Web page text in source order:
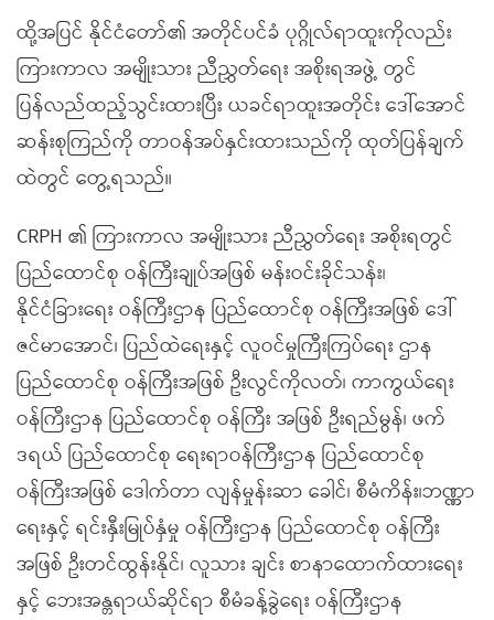
ထို့အပြင် နိုင်ငံတော်၏ အတိုင်ပင်ခံ ပုဂ္ဂိုလ်ရာထူးကိုလည်း
ကြားကာလ အမျိုးသား ညီညွှတ်ရေး အစိုးရအဖွဲ့ တွင်
ပြန်လည်ထည့်သွင်းထားပြီး ယခင်ရာထူးအတိုင်း ဒေါ်အောင်
ဆန်းစုကြည်ကို တာဝန်အပ်နှင်းထားသည်ကို ထုတ်ပြန်ချက်
ထဲတွင် တွေ့ရသည်။
CRPH ၏ ကြားကာလ အမျိုးသား ညီညွှတ်ရေး အစိုးရတွင်
ပြည်ထောင်စု ဝန်ကြီးချုပ်အဖြစ် မန်းဝင်းခိုင်သန်း၊
နိုင်ငံခြားရေး ဝန်ကြီးဌာန ပြည်ထောင်စု ဝန်ကြီးအဖြစ် ဒေါ်
ဇင်မာအောင်၊ ပြည်ထဲရေးနှင့် လူဝင်မှုကြီးကြပ်ရေး ဌာန
ပြည်ထောင်စု ဝန်ကြီးအဖြစ် ဦးလွင်ကိုလတ်၊ ကာကွယ်ရေး
ဝန်ကြီးဌာန ပြည်ထောင်စု ဝန်ကြီး အဖြစ် ဦးရည်မွန်၊ ဖက်
ဒရယ် ပြည်ထောင်စု ရေးရာဝန်ကြီးဌာန ပြည်ထောင်စု
ဝန်ကြီးအဖြစ် ဒေါက်တာ လျန်မှုန်းဆာ ခေါင်၊ စီမံကိန်း၊ဘဏ္ဏာ
ရေးနှင့် ရင်းနှီးမြုပ်နှံမှု ဝန်ကြီးဌာန ပြည်ထောင်စု ဝန်ကြီး
အဖြစ် ဦးတင်ထွန်းနိုင်၊ လူသား ချင်း စာနာထောက်ထားရေး
နှင့် ဘေးအန္တရာယ်ဆိုင်ရာ စီမံခန့်ခွဲရေး ဝန်ကြီးဌာန